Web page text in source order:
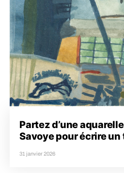
Partez d’une
Savoye pour écrire un
31 janvier 2026